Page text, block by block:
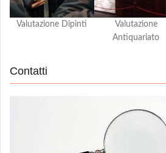
Valutazione Dipinti
Valutazione
Antiquariato
Contatti